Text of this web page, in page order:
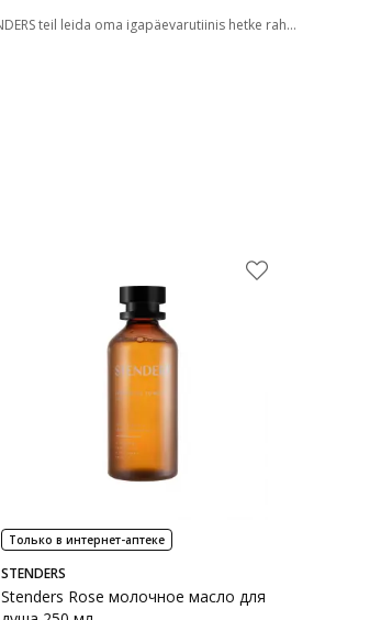
Skandinaavia vanninaudingute ekspert! Ükskõik, kas vajate oma päeva alustamiseks kiiret värskendavat dušši või õhtuseks lõõgastumiseks vahuga vanni, aitab STENDERS teil leida oma igapäevarutiinis hetke rahu ja aega iseendale.
Только в интернет-аптеке
STENDERS
Stenders Rose молочное масло для